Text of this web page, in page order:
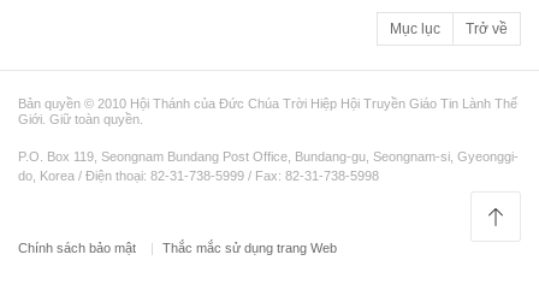
Mục lục Trở về
Bản quyền © 2010 Hội Thánh của Đức Chúa Trời Hiệp Hội Truyền Giáo Tin Lành Thế
Giới. Giữ toàn quyền.
P.O. Box 119, Seongnam Bundang Post Office, Bundang-gu, Seongnam-si, Gyeonggi-
do, Korea / Điện thoại: 82-31-738-5999 / Fax: 82-31-738-5998
Chính sách bảo mật Thắc mắc sử dụng trang Web